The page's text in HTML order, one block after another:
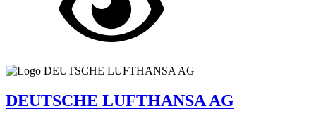
DEUTSCHE LUFTHANSA AG